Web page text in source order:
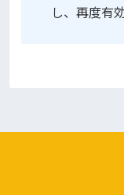
し、再度有